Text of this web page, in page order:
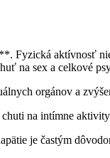
Fyzická aktívnosť
na sex a celkové
orgánov a
na intímne
je častým